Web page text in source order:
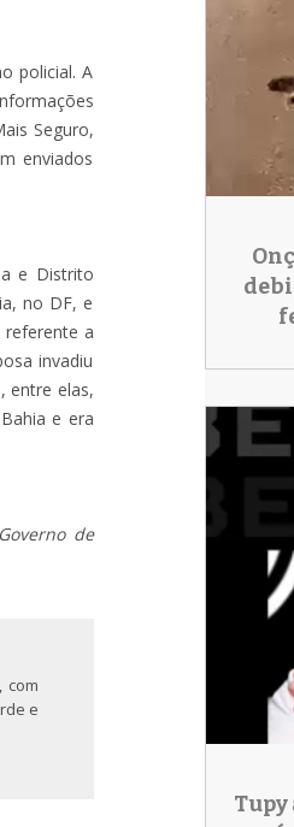
policial. A
Seguro,
enviados
e Distrito
no DF, e
referente a
invadiu
entre elas,
e era
de
com
e